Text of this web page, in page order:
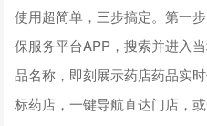
使用超简单，三步搞定。第一
保服务平台APP，搜索并进入
品名称，即刻展示药店药品实
标药店，一键导航直达门店，或